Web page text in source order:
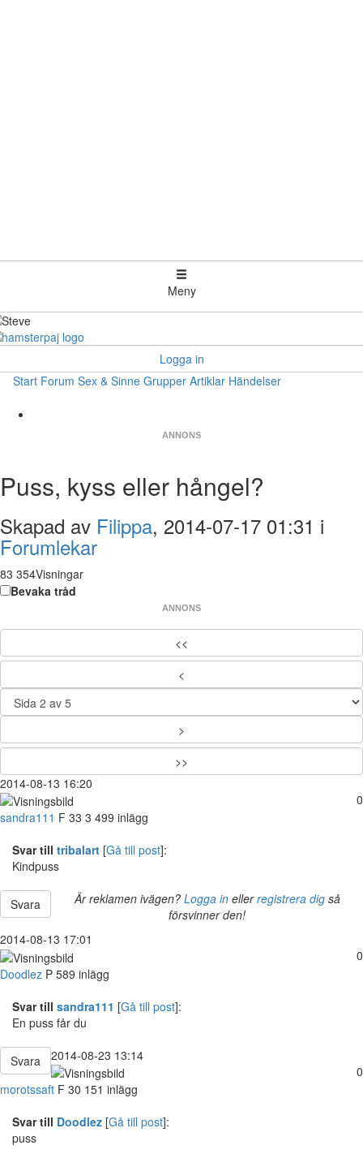
Meny
Logga in
Start Forum Sex & Sinne Grupper Artiklar Händelser
ANNONS
Puss, kyss eller hångel?
Skapad av Filippa, 2014-07-17 01:31 i
Forumlekar
83 354Visningar
Bevaka tråd
ANNONS
<<
<
>
>>
2014-08-13 16:20
0
sandra111 F 33 3 499 inlägg
Svar till tribalart [Gå till post]:
Kindpuss
Svara Är reklamen ivägen? Logga inellerregistrera digså
försvinner den!
2014-08-13 17:01
0
Doodlez P 589 inlägg
Svar till sandra111 [Gå till post]:
En puss får du
Svara
2014-08-23 13:14
0
morotssaft F 30 151 inlägg
Svar till Doodlez [Gå till post]:
puss